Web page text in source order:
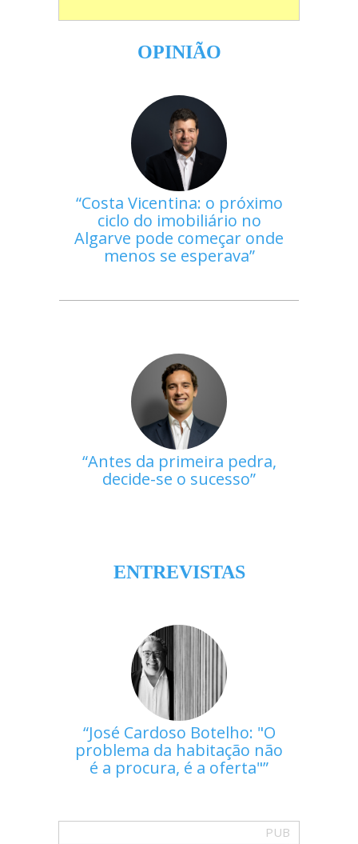
OPINIÃO
Costa Vicentina: o próximo
ciclo do imobiliário no
Algarve pode começar onde
menos se esperava
Antes da primeira pedra,
decide-se o sucesso
ENTREVISTAS
José Cardoso Botelho: "O
problema da habitação não
é a procura, é a oferta"
PUB